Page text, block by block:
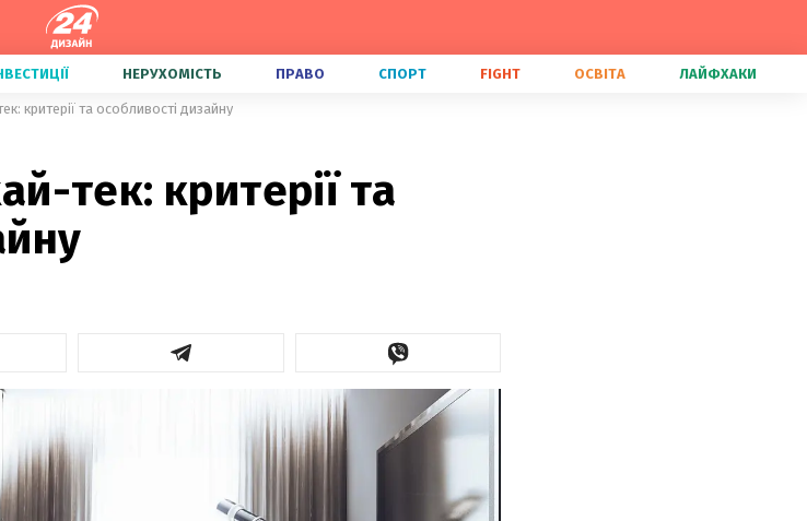
НЕРУХОМІСТЬ ПРАВО СПОРТ FIGHT ОСВІТА ЛАЙФХАКИ
критерії та особливості дизайну
тек: критерії та